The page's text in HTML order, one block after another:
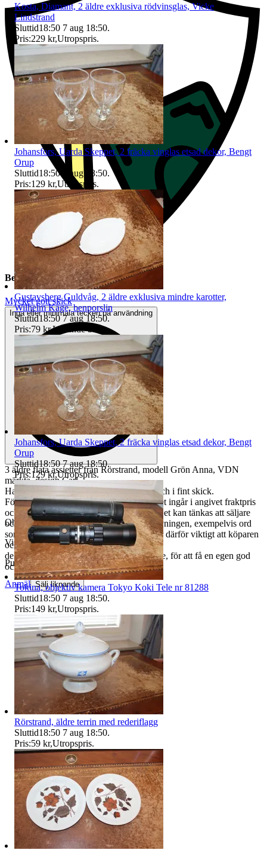
Beskrivning
Mycket gott skick
Inga eller minimala tecken på användning
3 äldre flata assietter från Rörstrand, modell Grön Anna, VDN
märkta, design Carl
Harry Stålhane. Diameter 17,8 cm, hela och i fint skick.
Förpackningsmaterial för att skydda godset ingår i angivet fraktpris
och packning sker mycket omsorgsfullt. Det kan tänkas att säljare
och köpare tolkar olika inslag i textbeskrivningen, exempelvis ord
som "bruksskick" mm, på olika sätt, det är därför viktigt att köparen
också tar
del av bifogade bilder, gärna uppförstorade, för att få en egen god
och välgrundad bild av skicket.
Objektnr 730 073 781
Visningar 128
Publicerad 4 maj 17:36
Anmäl Sälj liknande
Kosta, Diamant, 2 äldre exklusiva rödvinsglas, Vicke
Lindstrand
Sluttid18:50 7 aug 18:50.
Pris:229 kr,Utropspris.
Johansfors, Uarda Skeppet, 2 fräcka vinglas etsad dekor, Bengt
Orup
Sluttid18:50 7 aug 18:50.
Pris:129 kr,Utropspris.
Gustavsberg Guldvåg, 2 äldre exklusiva mindre karotter,
Wilhelm Kåge, benporslin
Sluttid18:50 7 aug 18:50.
Pris:79 kr,Ledande bud .
Johansfors, Uarda Skeppet, 2 fräcka vinglas etsad dekor, Bengt
Orup
Sluttid18:50 7 aug 18:50.
Pris:129 kr,Utropspris.
Tokina, objektiv kamera Tokyo Koki Tele nr 81288
Sluttid18:50 7 aug 18:50.
Pris:149 kr,Utropspris.
Rörstrand, äldre terrin med rederiflagg
Sluttid18:50 7 aug 18:50.
Pris:59 kr,Utropspris.